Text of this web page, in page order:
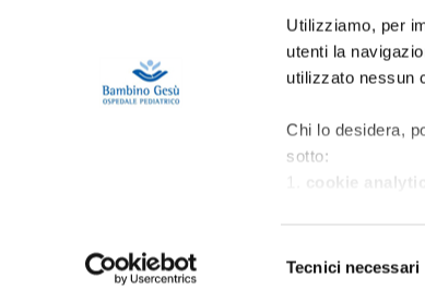
Utilizziamo, per
utenti la
utilizzato nessun
Chi lo desidera,
sotto:
cookie
nell'ambito della
cookie di
del
Tecnici necessari